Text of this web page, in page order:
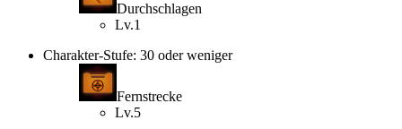
Durchschlagen
Lv.1
Charakter-Stufe: 30 oder weniger
Fernstrecke
Lv.5